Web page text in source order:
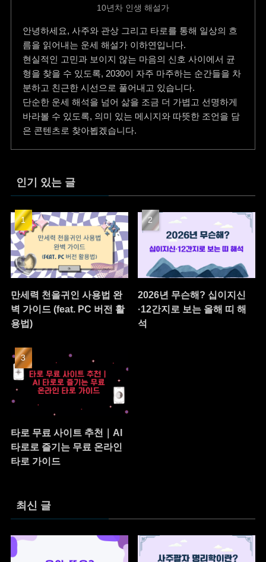
10년차 인생 해설가
안녕하세요, 사주와 관상 그리고 타로를 통해 일상의 흐
름을 읽어내는 운세 해설가 이하연입니다.
현실적인 고민과 보이지 않는 마음의 신호 사이에서 균
형을 찾을 수 있도록, 2030이 자주 마주하는 순간들을 차
분하고 친근한 시선으로 풀어내고 있습니다.
단순한 운세 해석을 넘어 삶을 조금 더 가볍고 선명하게
바라볼 수 있도록, 의미 있는 메시지와 따뜻한 조언을 담
은 콘텐츠로 찾아뵙겠습니다.
인기 있는 글
만세력 천을귀인 사용법 완
벽 가이드 (feat. PC 버전 활
용법)
2026년 무슨해? 십이지신
·12간지로 보는 올해 띠 해
석
타로 무료 사이트 추천｜AI
타로로 즐기는 무료 온라인
타로 가이드
최신 글